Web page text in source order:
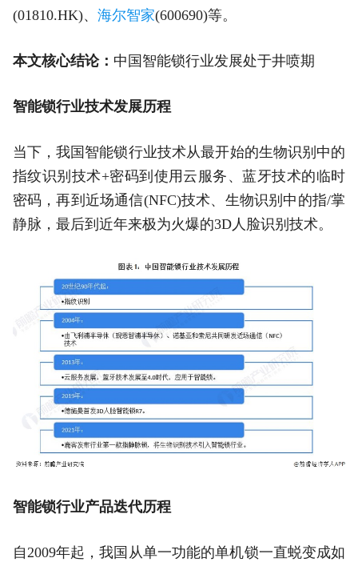
(01810.HK)、 海尔智家(600690)等。
本文核心结论： 中国智能锁行业发展处于井喷期
智能锁行业技术发展历程
当下，我国智能锁行业技术从最开始的生物识别中的
指纹识别技术+密码到使用云服务、蓝牙技术的临时
密码，再到近场通信(NFC)技术、生物识别中的指/掌
静脉，最后到近年来极为火爆的3D人脸识别技术。
智能锁行业产品迭代历程
自2009年起，我国从单一功能的单机锁一直蜕变成如